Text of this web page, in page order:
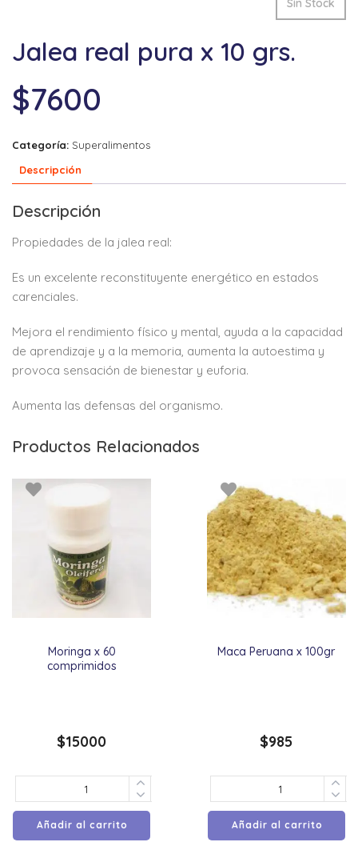
Sin Stock
Jalea real pura x 10 grs.
$7600
Categoría: Superalimentos
Descripción
Descripción
Propiedades de la jalea real:
Es un excelente reconstituyente energético en estados
carenciales.
Mejora el rendimiento físico y mental, ayuda a la capacidad
de aprendizaje y a la memoria, aumenta la autoestima y
provoca sensación de bienestar y euforia.
Aumenta las defensas del organismo.
Productos Relacionados
Moringa x 60
comprimidos
$15000
Añadir al carrito
Maca Peruana x 100gr
$985
Añadir al carrito